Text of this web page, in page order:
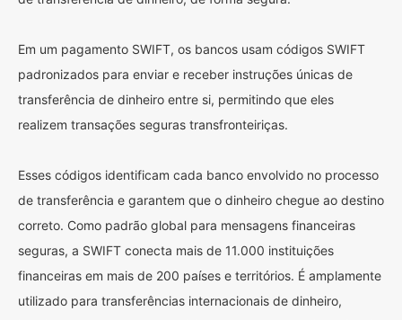
Em um pagamento SWIFT, os bancos usam códigos SWIFT
padronizados para enviar e receber instruções únicas de
transferência de dinheiro entre si, permitindo que eles
realizem transações seguras transfronteiriças.
Esses códigos identificam cada banco envolvido no processo
de transferência e garantem que o dinheiro chegue ao destino
correto. Como padrão global para mensagens financeiras
seguras, a SWIFT conecta mais de 11.000 instituições
financeiras em mais de 200 países e territórios. É amplamente
utilizado para transferências internacionais de dinheiro,